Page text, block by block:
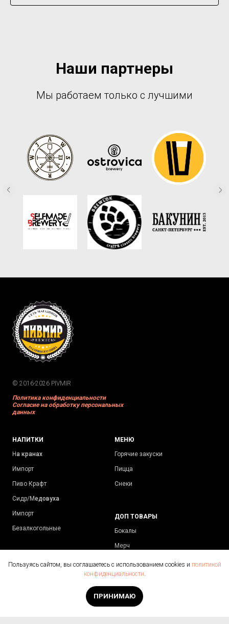
Наши партнеры
Мы работаем только с лучшими
© 2016-2026 PIVMIR
Политика конфиденциальности
Согласие на обработку персональных
данных
НАПИТКИ
На кранах
Импорт
Пиво Крафт
Сидр/Медовуха
Импорт
Безалкогольные
МЕНЮ
Горячие закуски
Пицца
Снеки
ДОП ТОВАРЫ
Бокалы
Мерч
Пользуясь сайтом, вы соглашаетесь с использованием cookies и политикой
конфиденциальности.
ПРИНИМАЮ